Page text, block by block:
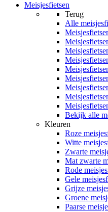
Meisjesfietsen
Terug
Alle
Bekijk alle
Kleuren
Roze
Witte
Zwarte
Mat zwarte
Rode
Gele
Grijze
Groene
Paarse